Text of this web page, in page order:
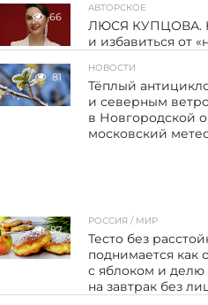
66
АВТОРСКОЕ
ЛЮСЯ КУПЦОВА.
и избавиться от
81
НОВОСТИ
Тёплый
и северным
в Новгородской
московский
87
РОССИЯ / МИР
Тесто без
поднимается как
с яблоком и
на завтрак без